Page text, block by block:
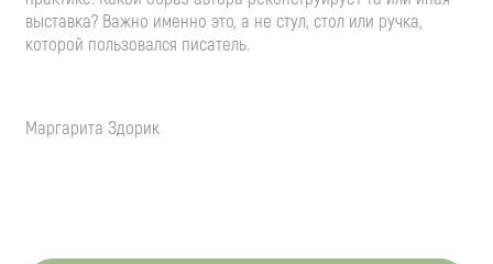
выставка? Важно именно это, а не стул, стол или ручка,
которой пользовался писатель.
Маргарита Здорик